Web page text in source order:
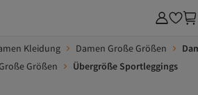
Kleidung Damen Große Größen
Größen Übergröße Sportleggings